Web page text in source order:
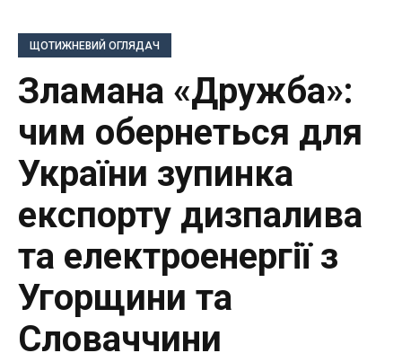
ЩОТИЖНЕВИЙ ОГЛЯДАЧ
Зламана «Дружба»:
чим обернеться для
України зупинка
експорту дизпалива
та електроенергії з
Угорщини та
Словаччини